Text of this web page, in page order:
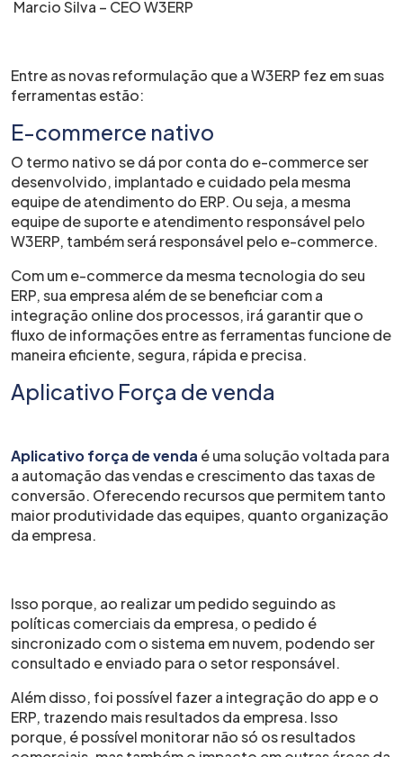
Marcio Silva – CEO W3ERP
Entre as novas reformulação que a W3ERP fez em suas
ferramentas estão:
E-commerce nativo
O termo nativo se dá por conta do e-commerce ser
desenvolvido, implantado e cuidado pela mesma
equipe de atendimento do ERP. Ou seja, a mesma
equipe de suporte e atendimento responsável pelo
W3ERP, também será responsável pelo e-commerce.
Com um e-commerce da mesma tecnologia do seu
ERP, sua empresa além de se beneficiar com a
integração online dos processos, irá garantir que o
fluxo de informações entre as ferramentas funcione de
maneira eficiente, segura, rápida e precisa.
Aplicativo Força de venda
Aplicativo força de venda é uma solução voltada para
a automação das vendas e crescimento das taxas de
conversão. Oferecendo recursos que permitem tanto
maior produtividade das equipes, quanto organização
da empresa.
Isso porque, ao realizar um pedido seguindo as
políticas comerciais da empresa, o pedido é
sincronizado com o sistema em nuvem, podendo ser
consultado e enviado para o setor responsável.
Além disso, foi possível fazer a integração do app e o
ERP, trazendo mais resultados da empresa. Isso
porque, é possível monitorar não só os resultados